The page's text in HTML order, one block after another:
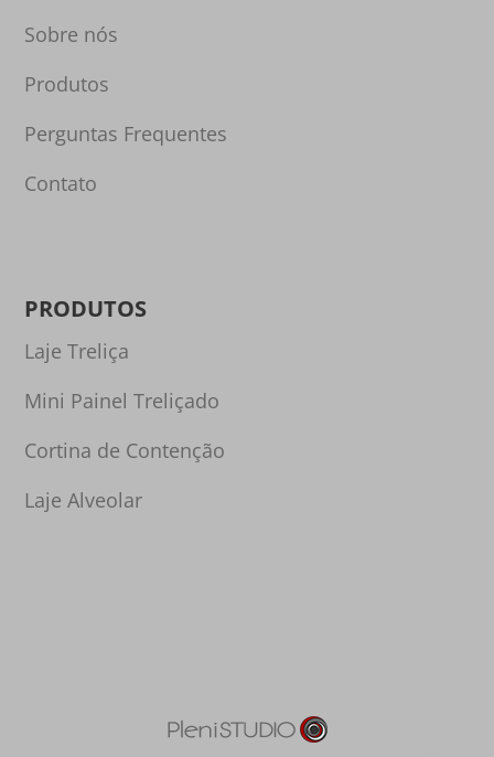
Sobre nós
Produtos
Perguntas Frequentes
Contato
PRODUTOS
Laje Treliça
Mini Painel Treliçado
Cortina de Contenção
Laje Alveolar